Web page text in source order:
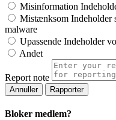
Misinformation
Mistænksom Indeholder
malware
Upassende Indeholder
Andet
Report note
Rapporter
Bloker medlem?